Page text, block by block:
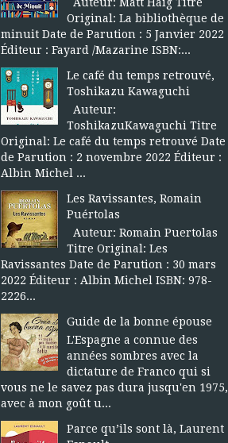
Original: La bibliothèque de
minuit Date de Parution : 5 Janvier 2022
Éditeur : Fayard /Mazarine ISBN:...
Le café du temps retrouvé,
Toshikazu Kawaguchi
Auteur:
ToshikazuKawaguchi Titre
Original: Le café du temps retrouvé Date
de Parution : 2 novembre 2022 Éditeur :
Albin Michel ...
Les Ravissantes, Romain
Puértolas
Auteur: Romain Puertolas
Titre Original: Les
Ravissantes Date de Parution : 30 mars
2022 Éditeur : Albin Michel ISBN: 978-
2226...
Guide de la bonne épouse
L'Espagne a connue des
années sombres avec la
dictature de Franco qui si
vous ne le savez pas dura jusqu'en 1975,
avec à mon goût u...
Parce qu’ils sont là, Laurent